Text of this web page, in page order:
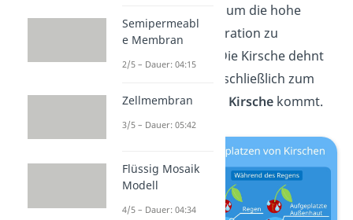
, um die hohe
Zuckerkonzentration zu
Die Kirsche dehnt
sich aus bis es schließlich zum
Aufplatzen der Kirsche kommt.
Semipermeabl
e Membran
2/5 – Dauer: 04:15
Zellmembran
3/5 – Dauer: 05:42
Flüssig Mosaik
Modell
4/5 – Dauer: 04:34